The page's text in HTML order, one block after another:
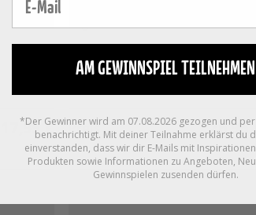
17,95 €
Pine green
Preis 26,95
AM GEWINNSPIEL TEILNEHMEN
*Der Gewinner wird am 07.08.2026 gezogen und
benachrichtigt. Mit deiner Teilnahme erklärst du
einverstanden, dass wir dir E-Mails mit
Produkten sowie Informationen zu Angeboten,
Gewinnspielen zusenden dürfen.